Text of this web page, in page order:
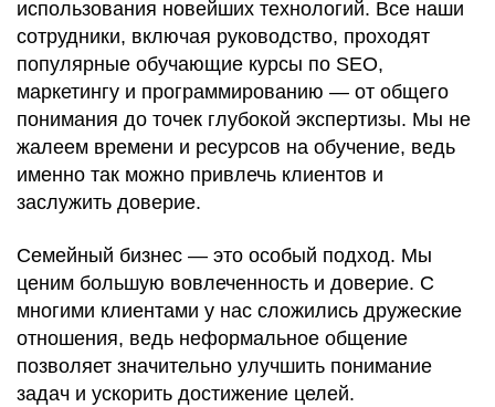
использования новейших технологий. Все наши
сотрудники, включая руководство, проходят
популярные обучающие курсы по SEO,
маркетингу и программированию — от общего
понимания до точек глубокой экспертизы. Мы не
жалеем времени и ресурсов на обучение, ведь
именно так можно привлечь клиентов и
заслужить доверие.
Семейный бизнес — это особый подход. Мы
ценим большую вовлеченность и доверие. С
многими клиентами у нас сложились дружеские
отношения, ведь неформальное общение
позволяет значительно улучшить понимание
задач и ускорить достижение целей.